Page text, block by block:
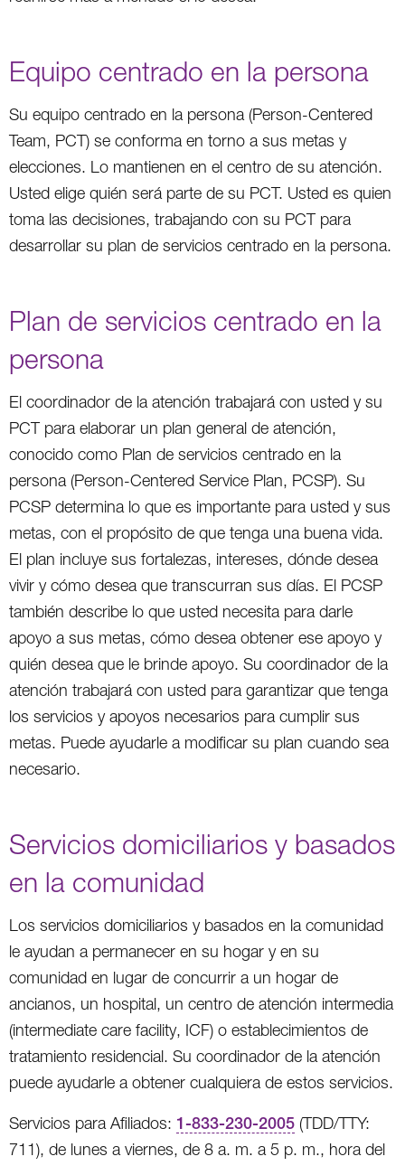
Equipo centrado en la persona
Su equipo centrado en la persona (Person-Centered
Team, PCT) se conforma en torno a sus metas y
elecciones. Lo mantienen en el centro de su atención.
Usted elige quién será parte de su PCT. Usted es quien
toma las decisiones, trabajando con su PCT para
desarrollar su plan de servicios centrado en la persona.
Plan de servicios centrado en la
persona
El coordinador de la atención trabajará con usted y su
PCT para elaborar un plan general de atención,
conocido como Plan de servicios centrado en la
persona (Person-Centered Service Plan, PCSP). Su
PCSP determina lo que es importante para usted y sus
metas, con el propósito de que tenga una buena vida.
El plan incluye sus fortalezas, intereses, dónde desea
vivir y cómo desea que transcurran sus días. El PCSP
también describe lo que usted necesita para darle
apoyo a sus metas, cómo desea obtener ese apoyo y
quién desea que le brinde apoyo. Su coordinador de la
atención trabajará con usted para garantizar que tenga
los servicios y apoyos necesarios para cumplir sus
metas. Puede ayudarle a modificar su plan cuando sea
necesario.
Servicios domiciliarios y basados
en la comunidad
Los servicios domiciliarios y basados en la comunidad
le ayudan a permanecer en su hogar y en su
comunidad en lugar de concurrir a un hogar de
ancianos, un hospital, un centro de atención intermedia
(intermediate care facility, ICF) o establecimientos de
tratamiento residencial. Su coordinador de la atención
puede ayudarle a obtener cualquiera de estos servicios.
Servicios para Afiliados: 1-833-230-2005 (TDD/TTY:
711), de lunes a viernes, de 8 a. m. a 5 p. m., hora del